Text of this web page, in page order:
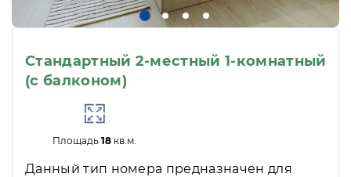
Стандартный 2-местный 1-комнатный
(с балконом)
Площадь18 кв.м.
Данный тип номера предназначен для